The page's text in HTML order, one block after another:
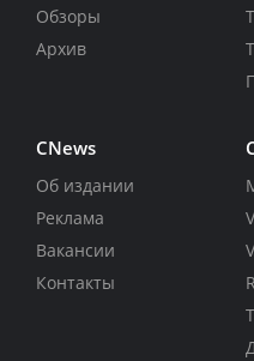
Обзоры
Архив
CNews
Об издании
Реклама
Вакансии
Контакты